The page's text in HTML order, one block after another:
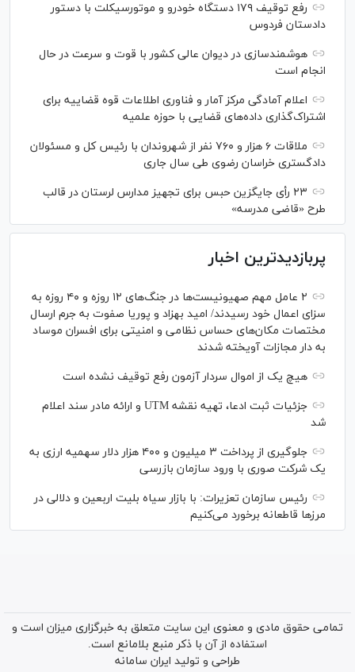
رفع توقیف ۱۷۹ دستگاه خودرو و موتورسیکلت با دستور
دادستان فردوس
هوشمندسازی در دیوان عالی کشور با قوت و سرعت در حال
انجام است
اعلام آمادگی مرکز آمار و فناوری اطلاعات قوه قضاییه برای
اشتراک‌گذاری داده‌های قضایی با حوزه علمیه
ملاقات ۶ هزار و ۷۶۰ نفر از شهروندان با رئیس کل و مسئولان
دادگستری خراسان رضوی طی سال جاری
۲۳ رأی جایگزین حبس برای تجهیز مدارس لرستان در قالب
طرح «قاضی مدرسه»
پربازدیدترین اخبار
۲ عامل مهم صهیونیست‌ها در جنگ‌های ۱۲ روزه و ۴۰ روزه به
سزای اعمال خود رسیدند/ امید بهزاد و پوریا صفوت به جرم ارسال
مختصات مکان‌های حساس نظامی و امنیتی برای افسران موساد
به دار مجازات آویخته شدند
هیچ یک از اموال سردار آزمون رفع توقیف نشده است
جزئیات ثبت ادعا، تهیه نقشه UTM و ارائه مادر سند اعلام
شد
جلوگیری از پرداخت ۳ میلیون و ۴۰۰ هزار دلار سهمیه ارزی به
یک شرکت صوری با ورود سازمان بازرسی
رئیس سازمان تعزیرات: با بازار سیاه بلیت اربعین و دلالی در
مرز‌ها قاطعانه برخورد می‌کنیم
تمامی حقوق مادی و معنوی این سایت متعلق به خبرگزاری میزان است و
استفاده از آن با ذکر منبع بلامانع است.
طراحی و تولید ایران سامانه